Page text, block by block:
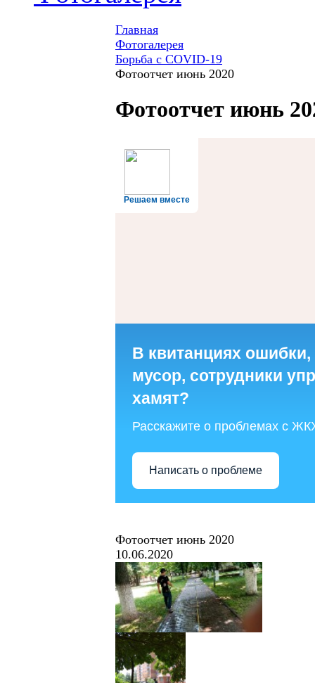
Главная
Фотогалерея
Борьба с COVID-19
Фотоотчет июнь 2020
Фотоотчет июнь
Решаем вместе
В квитанциях
мусор, сотрудники
хамят?
Расскажите о проблемах с
Написать о проблеме
Фотоотчет июнь 2020
10.06.2020